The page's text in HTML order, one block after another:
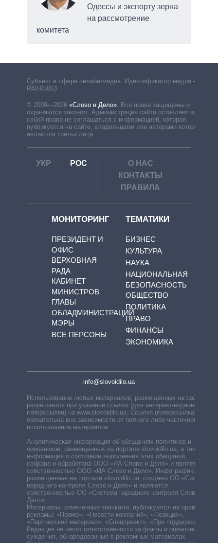
Одессы и экспорту зерна
на рассмотрение
комитета
Субъект в сфере онлайн-медиа. Идентификатор медиа –
R40-05063
© 2009—2026 «Слово и Дело». Все права защищены и
охраняются законом. Администрация сайта оставляет за
собой право не соглашаться с информацией, которая
публикуется на сайте, владельцами или авторами которой
являются третьи лица.
УКР РОС
О НАС
КОНТАКТЫ
ПРАВИЛА
МОНИТОРИНГ
ПРЕЗИДЕНТ И
ОФИС
ВЕРХОВНАЯ
РАДА
КАБИНЕТ
МИНИСТРОВ
ГЛАВЫ
ОБЛАДМИНИСТРАЦИЙ
МЭРЫ
ВСЕ ПЕРСОНЫ
ТЕМАТИКИ
БИЗНЕС
КУЛЬТУРА
НАУКА
НАЦИОНАЛЬНАЯ
БЕЗОПАСНОСТЬ
ОБЩЕСТВО
ПОЛИТИКА
ПРАВО
ФИНАНСЫ
ЭКОНОМИКА
info@slovoidilo.ua
Использование любых материалов, размещённых на сайте,
разрешается при указании ссылки (для интернет-изданий —
гиперссылки) на www.slovoidilo.ua. Ссылка (гиперссылка)
обязательна вне зависимости от полного либо частичного
использования материалов.
Аналитическая информация об обещаниях политиков и
чиновников, размещенных на портале slovoidilo.ua, а также
информация о состоянии выполнения этих обещаний,
собрана и обработана ООО «ИА Слово и Дело» и является
собственностью ООО «ИА Слово и Дело». Инфографики,
размещенные на портале slovoidilo.ua, созданы ОО «Система
народного контроля Слово и Дело» и являются
собственностью ОО «Система народного контроля Слово и
Дело».
Материалы, отмеченные значками, публикуются на правах
рекламы: «Промо», «Новости компаний», «Позиция»,
«Партнерский материал», «Спецпроект», «При поддержке».
Редакция не несет ответственности за факты и оценочные
суждения, обнародованные в рекламных материалах.